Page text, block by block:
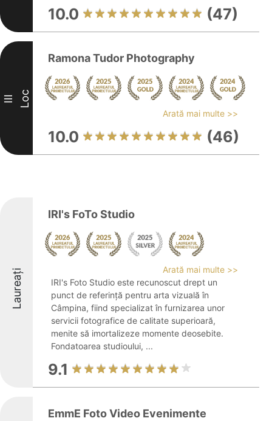
10.0 (47)
III Loc
Ramona Tudor Photography
Arată mai multe >>
10.0 (46)
Laureați
IRI's FoTo Studio
Arată mai multe >>
IRI's Foto Studio este recunoscut drept un
punct de referință pentru arta vizuală în
Câmpina, fiind specializat în furnizarea unor
servicii fotografice de calitate superioară,
menite să imortalizeze momente deosebite.
Fondatoarea studioului, ...
9.1
EmmE Foto Video Evenimente